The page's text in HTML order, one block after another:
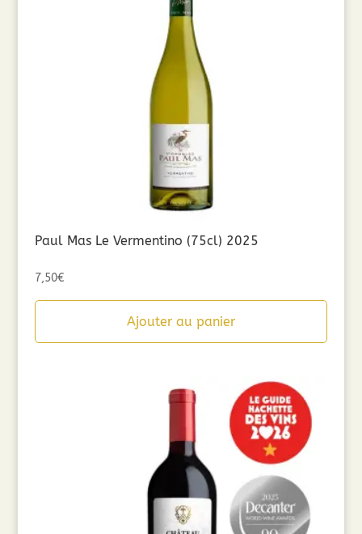
Paul Mas Le Vermentino (75cl) 2025
7,50€
Ajouter au panier